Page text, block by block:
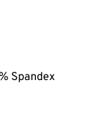
Spandex